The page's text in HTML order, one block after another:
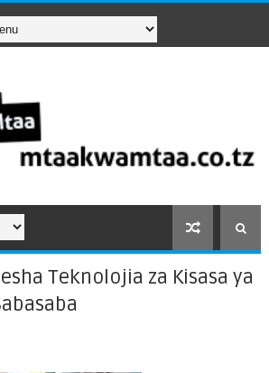
Teknolojia za Kisasa ya